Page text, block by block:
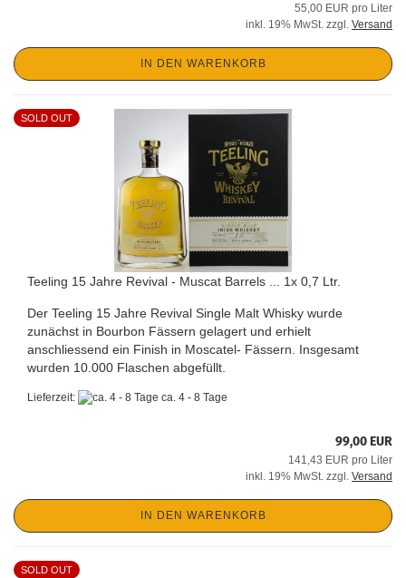
55,00 EUR pro Liter
inkl. 19% MwSt. zzgl. Versand
IN DEN WARENKORB
SOLD OUT
Teeling 15 Jahre Revival - Muscat Barrels ... 1x 0,7 Ltr.
Der Teeling 15 Jahre Revival Single Malt Whisky wurde
zunächst in Bourbon Fässern gelagert und erhielt
anschliessend ein Finish in Moscatel- Fässern. Insgesamt
wurden 10.000 Flaschen abgefüllt.
Lieferzeit: ca. 4 - 8 Tage
99,00 EUR
141,43 EUR pro Liter
inkl. 19% MwSt. zzgl. Versand
IN DEN WARENKORB
SOLD OUT